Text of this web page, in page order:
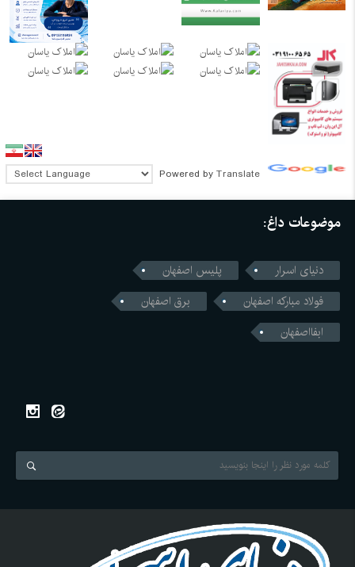
Powered by Translate
موضوعات داغ:
دنیای اسرار
پلیس اصفهان
فولاد مبارکه اصفهان
برق اصفهان
ابفااصفهان